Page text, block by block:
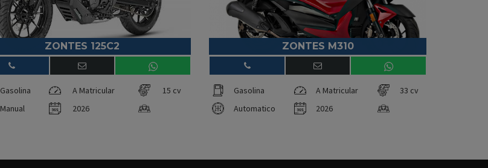
ZONTES 125C2
Gasolina A Matricular
15 cv
Manual
2026
ZONTES M310
Gasolina A Matricular
33 cv
Automatico
2026